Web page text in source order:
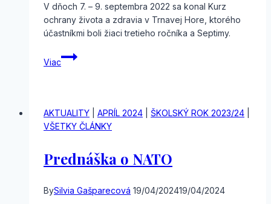
V dňoch 7. – 9. septembra 2022 sa konal Kurz
ochrany života a zdravia v Trnavej Hore, ktorého
účastníkmi boli žiaci tretieho ročníka a Septimy.
Viac
KOŽAZ
AKTUALITY APRÍL 2024 ŠKOLSKÝ ROK 2023/24
VŠETKY ČLÁNKY
Prednáška o NATO
BySilvia Gašparecová 19/04/202419/04/2024